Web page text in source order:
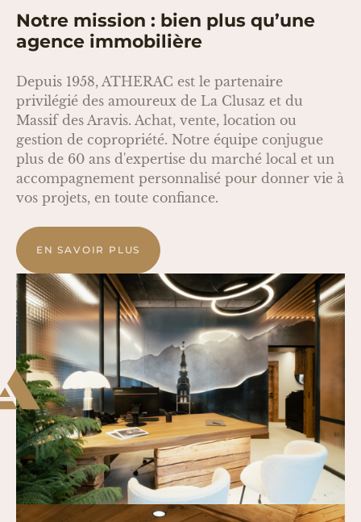
Notre mission : bien plus qu’une
agence immobilière
Depuis 1958, ATHERAC est le partenaire
privilégié des amoureux de La Clusaz et du
Massif des Aravis. Achat, vente, location ou
gestion de copropriété. Notre équipe conjugue
plus de 60 ans d'expertise du marché local et un
accompagnement personnalisé pour donner vie à
vos projets, en toute confiance.
EN SAVOIR PLUS